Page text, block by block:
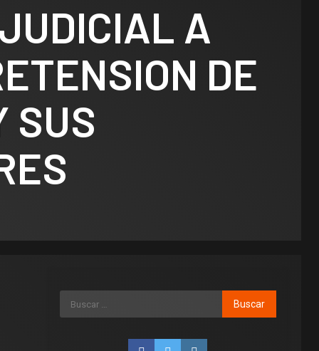
A
DE
SUS
alcoholizados
y provoquen
de Villa
Mercedes